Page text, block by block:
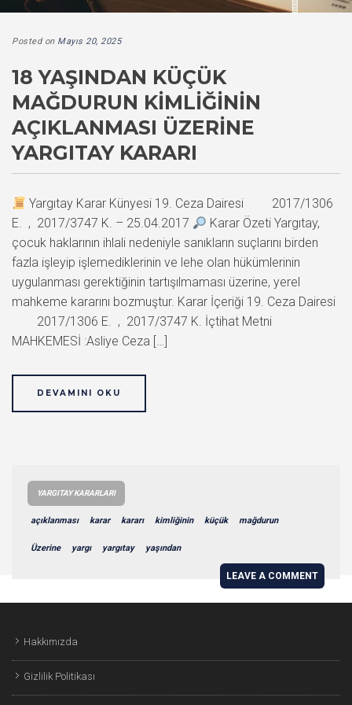
Posted on Mayıs 20, 2025
18 YAŞINDAN KÜÇÜK
MAĞDURUN KIMLIĞININ
AÇIKLANMASI ÜZERINE
YARGITAY KARARI
Yargıtay Karar Künyesi 19. Ceza Dairesi 2017/1306
E. , 2017/3747 K. – 25.04.2017
Karar Özeti Yargıtay,
çocuk haklarının ihlali nedeniyle sanıkların suçlarını birden
fazla işleyip işlemediklerinin ve lehe olan hükümlerinin
uygulanması gerektiğinin tartışılmaması üzerine, yerel
mahkeme kararını bozmuştur. Karar İçeriği 19. Ceza Dairesi
2017/1306 E. , 2017/3747 K. İçtihat Metni
MAHKEMESİ :Asliye Ceza […]
DEVAMINI OKU
YARGITAY KARARLARI
açıklanması karar kararı kimliğinin küçük mağdurun
Üzerine yargı yargıtay yaşından
LEAVE A COMMENT
Hakkımızda
Gizlilik Politikası